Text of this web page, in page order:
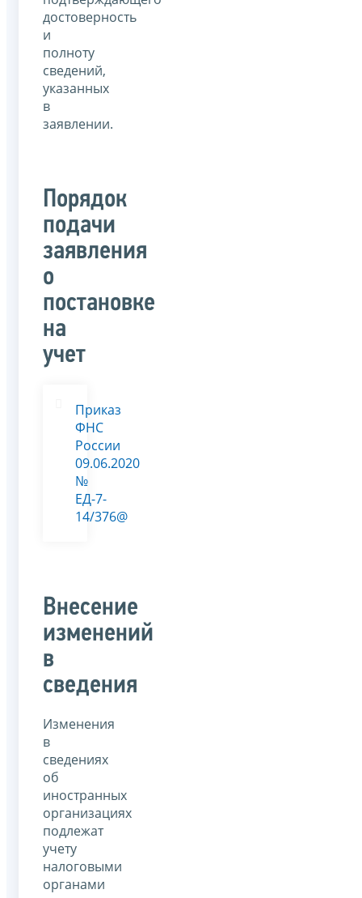
достоверность
и
полноту
сведений,
указанных
в
заявлении.
Порядок
подачи
заявления
о
постановке
на
учет
Приказ
ФНС
России
09.06.2020
№
ЕД-7-
14/376@
Внесение
изменений
в
сведения
Изменения
в
сведениях
об
иностранных
организациях
подлежат
учету
налоговыми
органами